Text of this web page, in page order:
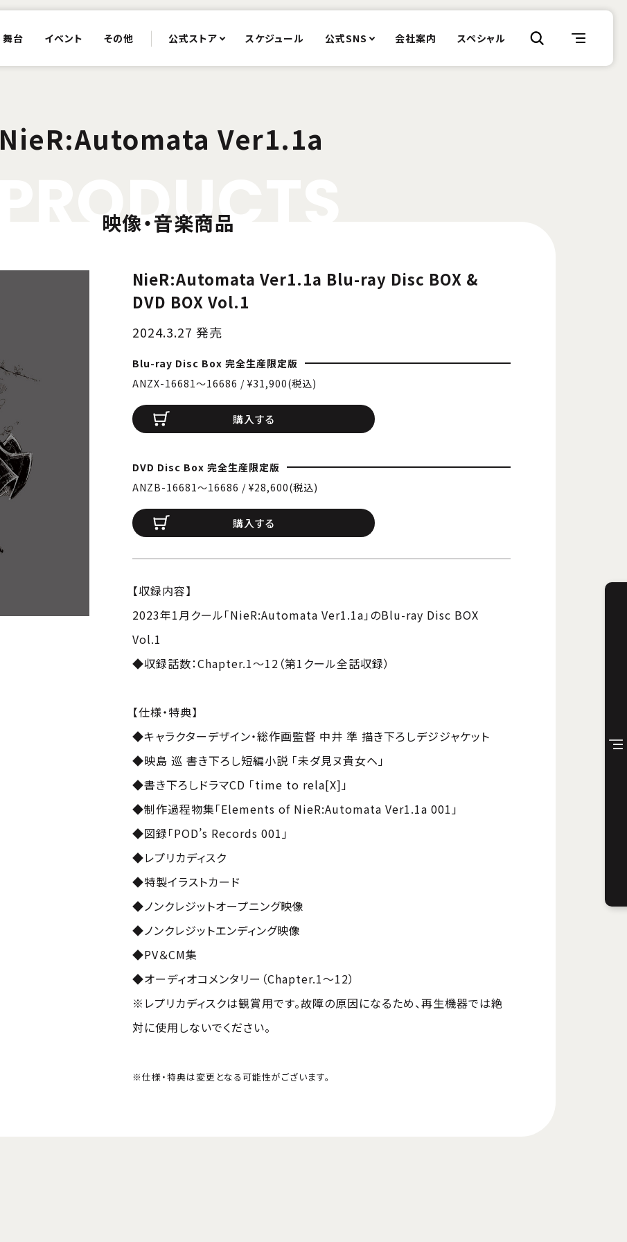
舞台 イベント その他 公式ストア スケジュール 公式SNS 会社案内 スペシャル
NieR:Automata Ver1.1a
ODUC
映像・音楽商品
NieR:Automata Ver1.1a Blu-ray Disc BOX &
DVD BOX Vol.1
2024.3.27 発売
Blu-ray Disc Box 完全生産限定版
ANZX-16681〜16686 / ¥31,900(税込)
購入する
DVD Disc Box 完全生産限定版
ANZB-16681〜16686 / ¥28,600(税込)
購入する
【収録内容】
2023年1月クール「NieR:Automata Ver1.1a」のBlu-ray Disc BOX
Vol.1
◆収録話数：Chapter.1～12（第1クール全話収録）
【仕様・特典】
◆キャラクターデザイン・総作画監督 中井 準 描き下ろしデジジャケット
◆映島 巡 書き下ろし短編小説 「未ダ見ヌ貴女ヘ」
◆書き下ろしドラマCD 「time to rela[X]」
◆制作過程物集「Elements of NieR:Automata Ver1.1a 001」
◆図録「POD’s Records 001」
◆レプリカディスク
◆特製イラストカード
◆ノンクレジットオープニング映像
◆ノンクレジットエンディング映像
◆PV＆CM集
◆オーディオコメンタリー（Chapter.1～12）
※レプリカディスクは観賞用です。故障の原因になるため、再生機器では絶
対に使用しないでください。
※仕様・特典は変更となる可能性がございます。